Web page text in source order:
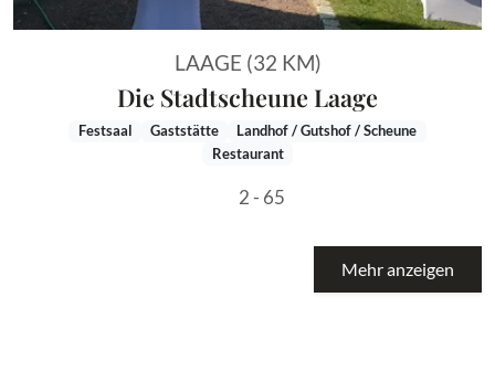
LAAGE (32 KM)
Die Stadtscheune Laage
Festsaal Gaststätte
Landhof / Gutshof / Scheune
Restaurant
2 - 65
Mehr anzeigen